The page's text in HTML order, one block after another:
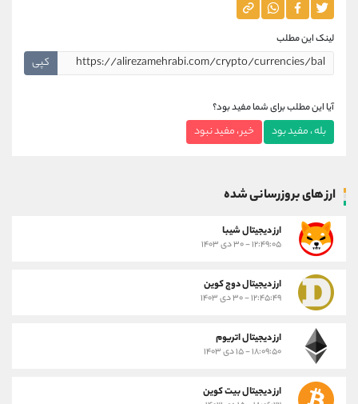
لینک این مطلب
کپی
آیا این مطلب برای شما مفید بود؟
بله ، مفید بود خیر ، مفید نبود
ارز های بروزرسانی شده
ارز ديجيتال شیبا
۱۲:۴۹:۰۵ - ۳۰ دی ۱۴۰۳
ارز دیجیتال دوج کوین
۱۲:۴۵:۴۹ - ۳۰ دی ۱۴۰۳
ارز دیجیتال اتریوم
۱۸:۰۹:۵۰ - ۱۵ دی ۱۴۰۳
ارز دیجیتال بیت کوین